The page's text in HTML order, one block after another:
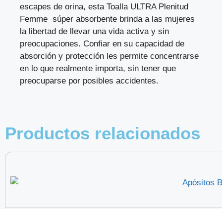
escapes de orina, esta Toalla ULTRA Plenitud
Femme súper absorbente brinda a las mujeres
la libertad de llevar una vida activa y sin
preocupaciones. Confiar en su capacidad de
absorción y protección les permite concentrarse
en lo que realmente importa, sin tener que
preocuparse por posibles accidentes.
Productos relacionados